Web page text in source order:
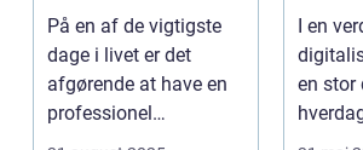
på din store dag
På en af de vigtigste
dage i livet er det
afgørende at have en
professionel
bryllupsfot...
I en
en stor
noget